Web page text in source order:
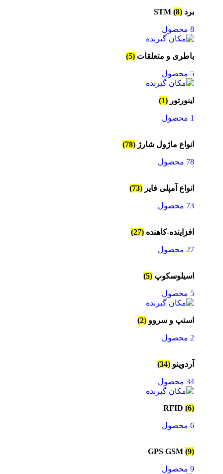
برد STM (8)
8 محصول
باطری و متعلقات (5)
5 محصول
اینورتور (1)
1 محصول
انواع ماژول شارژ (78)
78 محصول
انواع آمپلی فایر (73)
73 محصول
افزاینده-کاهنده (27)
27 محصول
اسیلوسکوپ (5)
5 محصول
استپ و سروو (2)
2 محصول
آردوینو (34)
34 محصول
RFID (6)
6 محصول
GPS GSM (9)
9 محصول